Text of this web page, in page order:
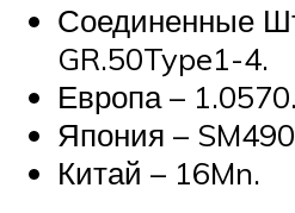
Соединенные
GR.50Type1-4.
Европа – 1.0570.
Япония –
Китай – 16Mn.